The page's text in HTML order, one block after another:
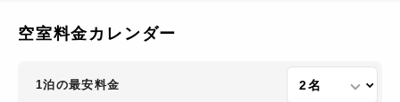
空室料金カレンダー
1泊の最安料金